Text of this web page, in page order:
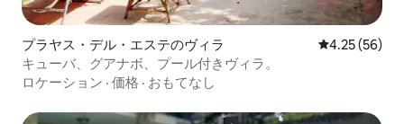
プラヤス・デル・エステのヴィラ レビュー56
4.25 (56)
キューバ、グアナボ、プール付きヴィラ。
ロケーション · 価格 · おもてなし